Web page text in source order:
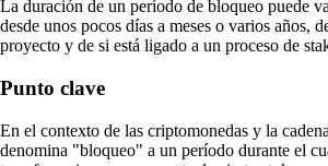
La duración de un período de bloqueo puede
desde unos pocos días a meses o varios años,
proyecto y de si está ligado a un proceso de
Punto clave
En el contexto de las criptomonedas y la
denomina "bloqueo" a un período durante el